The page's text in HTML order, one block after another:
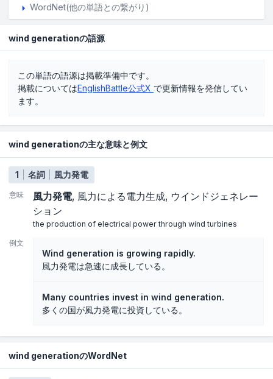
WordNet(他の単語との繋がり)
wind generationの語源
この単語の語源は掲載準備中です。
掲載についてはEnglishBattle公式X で更新情報を発信してい
ます。
wind generationの主な意味と例文
1 名詞 風力発電
意味 風力発電 風力による電力生成 ウインドジェネレー
ション
the production of electrical power through wind turbines
例文
Wind generation is growing rapidly.
風力発電は急速に成長している。
Many countries invest in wind generation.
多くの国が風力発電に投資している。
wind generationのWordNet